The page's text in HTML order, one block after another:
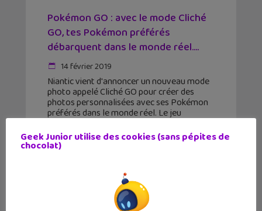
Pokémon GO : avec le mode Cliché
GO, tes Pokémon préférés
débarquent dans le monde réel....
14 février 2019
Niantic vient d'annoncer un nouveau mode
photo appelé Cliché GO pour créer des
photos personnalisées avec ses Pokémon
préférés dans le monde réel. Le jeu
applications de la réalité augmentée
Geek Junior utilise des cookies (sans pépites de
chocolat)